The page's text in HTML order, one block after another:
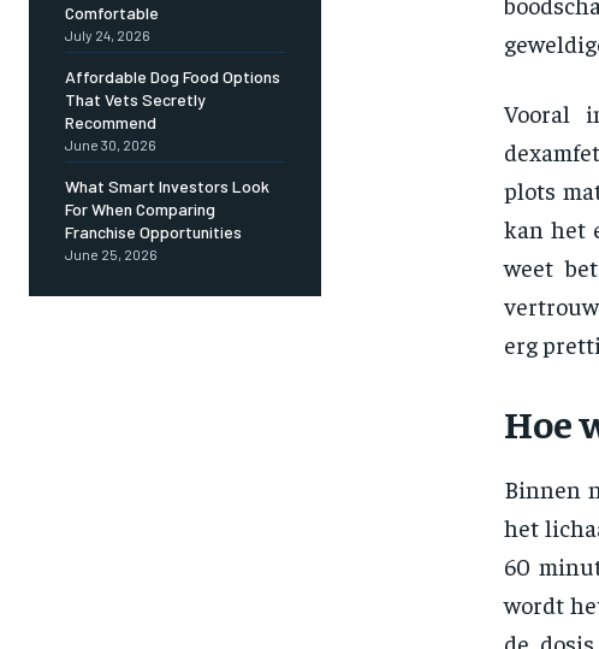
Comfortable
July 24, 2026
Affordable Dog Food Options
That Vets Secretly
Recommend
June 30, 2026
What Smart Investors Look
For When Comparing
Franchise Opportunities
June 25, 2026
Vooral
plots
kan het
weet
erg
Hoe
Binnen
het
60
wordt
de